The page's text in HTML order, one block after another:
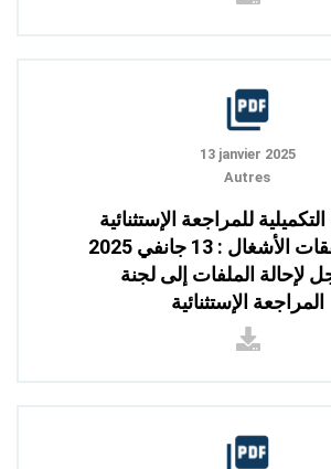
13 janvier 2025
Autres
التكميلية للمراجعة الإستثنائية
لأثمان صفقات الأشغال : 13 جانفي 2025
لإحالة الملفات إلى لجنة
المراجعة الإستثنائية